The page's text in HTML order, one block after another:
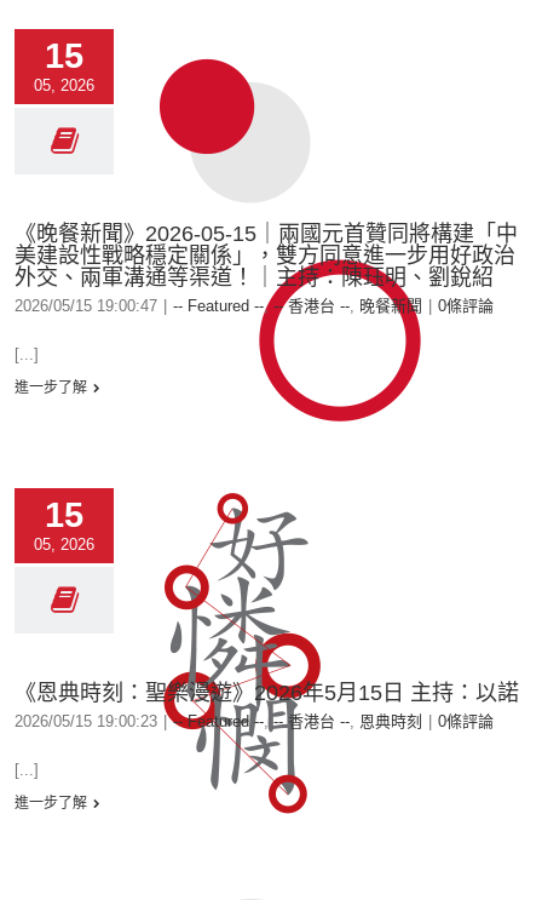
15
05, 2026
《晚餐新聞》2026-05-15｜兩國元首贊同將構建「中
美建設性戰略穩定關係」，雙方同意進一步用好政治
外交、兩軍溝通等渠道！｜主持：陳珏明、劉銳紹
2026/05/15 19:00:47 -- Featured --,-- 香港台 --, 晚餐新聞 0條評論
[...]
進一步了解
15
05, 2026
《恩典時刻：聖樂漫遊》2026年5月15日 主持：以諾
2026/05/15 19:00:23 -- Featured --, -- 香港台 --, 恩典時刻 0條評論
[...]
進一步了解